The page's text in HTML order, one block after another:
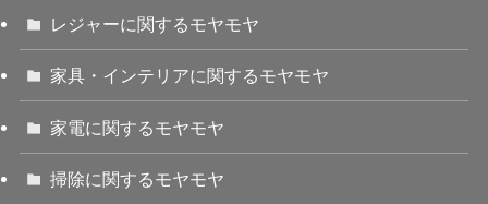
レジャーに関するモヤモヤ
家具・インテリアに関するモヤモヤ
家電に関するモヤモヤ
掃除に関するモヤモヤ